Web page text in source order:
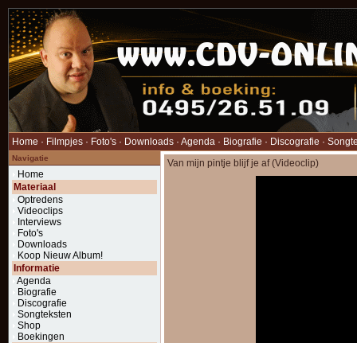
Home · Filmpjes · Foto's · Downloads · Agenda · Biografie · Discografie ·
Navigatie
Home
Materiaal
Optredens
Videoclips
Interviews
Foto's
Downloads
Koop Nieuw Album!
Informatie
Agenda
Biografie
Discografie
Songteksten
Shop
Boekingen
Van mijn pintje blijf je af (Videoclip)